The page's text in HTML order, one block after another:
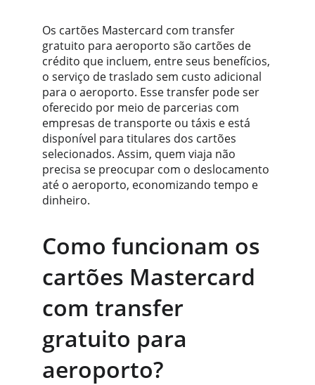
Os cartões Mastercard com transfer
gratuito para aeroporto são cartões de
crédito que incluem, entre seus benefícios,
o serviço de traslado sem custo adicional
para o aeroporto. Esse transfer pode ser
oferecido por meio de parcerias com
empresas de transporte ou táxis e está
disponível para titulares dos cartões
selecionados. Assim, quem viaja não
precisa se preocupar com o deslocamento
até o aeroporto, economizando tempo e
dinheiro.
Como funcionam os
cartões Mastercard
com transfer
gratuito para
aeroporto?